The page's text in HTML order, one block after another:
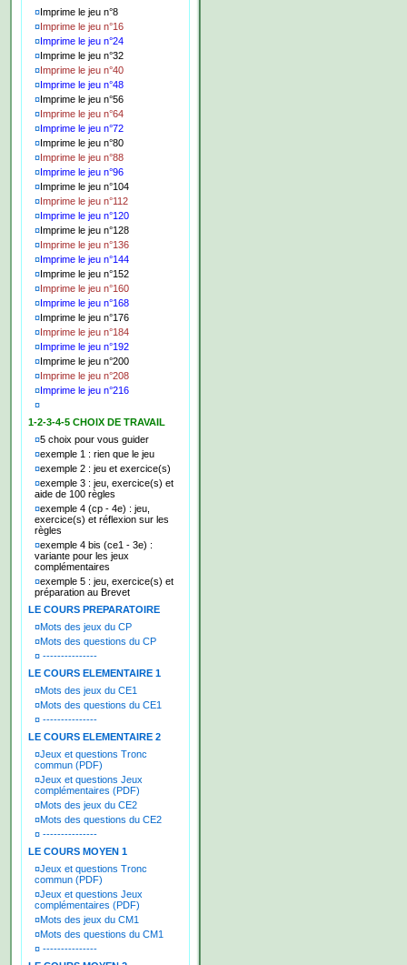
¤Imprime le jeu n°8
¤Imprime le jeu n°16
¤Imprime le jeu n°24
¤Imprime le jeu n°32
¤Imprime le jeu n°40
¤Imprime le jeu n°48
¤Imprime le jeu n°56
¤Imprime le jeu n°64
¤Imprime le jeu n°72
¤Imprime le jeu n°80
¤Imprime le jeu n°88
¤Imprime le jeu n°96
¤Imprime le jeu n°104
¤Imprime le jeu n°112
¤Imprime le jeu n°120
¤Imprime le jeu n°128
¤Imprime le jeu n°136
¤Imprime le jeu n°144
¤Imprime le jeu n°152
¤Imprime le jeu n°160
¤Imprime le jeu n°168
¤Imprime le jeu n°176
¤Imprime le jeu n°184
¤Imprime le jeu n°192
¤Imprime le jeu n°200
¤Imprime le jeu n°208
¤Imprime le jeu n°216
¤
1-2-3-4-5 CHOIX DE TRAVAIL
¤5 choix pour vous guider
¤exemple 1 : rien que le jeu
¤exemple 2 : jeu et exercice(s)
¤exemple 3 : jeu, exercice(s) et
aide de 100 règles
¤exemple 4 (cp - 4e) : jeu,
exercice(s) et réflexion sur les
règles
¤exemple 4 bis (ce1 - 3e) :
variante pour les jeux
complémentaires
¤exemple 5 : jeu, exercice(s) et
préparation au Brevet
LE COURS PREPARATOIRE
¤Mots des jeux du CP
¤Mots des questions du CP
¤ ---------------
LE COURS ELEMENTAIRE 1
¤Mots des jeux du CE1
¤Mots des questions du CE1
¤ ---------------
LE COURS ELEMENTAIRE 2
¤Jeux et questions Tronc
commun (PDF)
¤Jeux et questions Jeux
complémentaires (PDF)
¤Mots des jeux du CE2
¤Mots des questions du CE2
¤ ---------------
LE COURS MOYEN 1
¤Jeux et questions Tronc
commun (PDF)
¤Jeux et questions Jeux
complémentaires (PDF)
¤Mots des jeux du CM1
¤Mots des questions du CM1
¤ ---------------